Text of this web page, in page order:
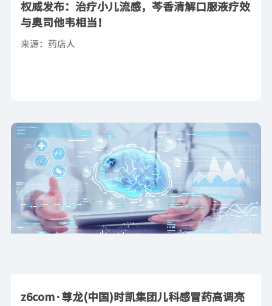
权威发布：治疗小儿流感，芩香清解口服液疗效
与奥司他韦相当！
来源：药店人
​z6com·尊龙(中国)时凯集团儿科感冒药高调亮